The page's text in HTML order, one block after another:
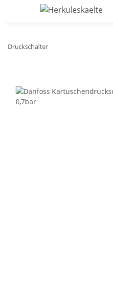
Druckschalter